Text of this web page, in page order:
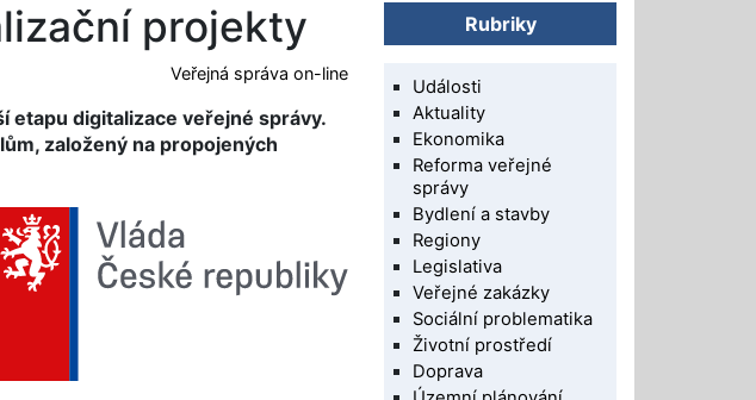
projekty
Veřejná správa on-line
etapu digitalizace veřejné správy.
založený na propojených
Rubriky
Události
Aktuality
Ekonomika
Reforma veřejné
správy
Bydlení a stavby
Regiony
Legislativa
Veřejné zakázky
Sociální problematika
Životní prostředí
Doprava